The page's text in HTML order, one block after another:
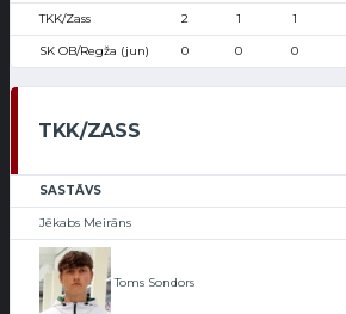
TKK/Zass 2 1 1
SK OB/Regža (jun) 0 0 0
TKK/ZASS
SASTĀVS
Jēkabs Meirāns
Toms Sondors